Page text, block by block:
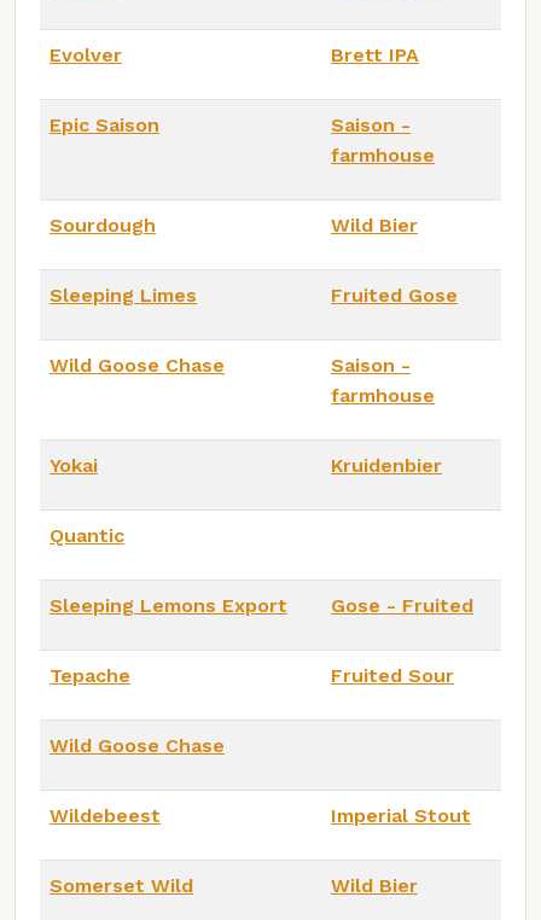
Evolver Brett IPA
Epic Saison
Saison -
farmhouse
Sourdough Wild Bier
Sleeping Limes Fruited Gose
Wild Goose Chase
Saison -
farmhouse
Yokai Kruidenbier
Quantic
Sleeping Lemons Export Gose - Fruited
Tepache Fruited Sour
Wild Goose Chase
Wildebeest Imperial Stout
Somerset Wild Wild Bier